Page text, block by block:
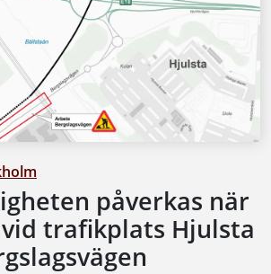
påverkas när
trafikplats Hjulsta